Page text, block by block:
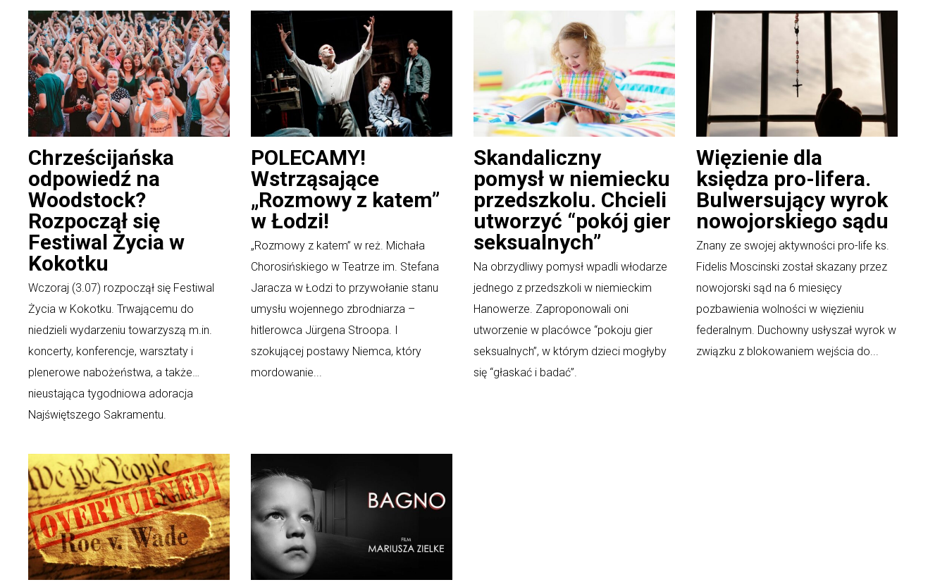
Chrześcijańska
odpowiedź na
Woodstock?
Rozpoczął się
Festiwal Życia w
Kokotku
Wczoraj (3.07) rozpoczął się Festiwal
Życia w Kokotku. Trwającemu do
niedzieli wydarzeniu towarzyszą m.in.
koncerty, konferencje, warsztaty i
plenerowe nabożeństwa, a także…
nieustająca tygodniowa adoracja
Najświętszego Sakramentu.
POLECAMY!
Wstrząsające
„Rozmowy z katem”
w Łodzi!
„Rozmowy z katem” w reż. Michała
Chorosińskiego w Teatrze im. Stefana
Jaracza w Łodzi to przywołanie stanu
umysłu wojennego zbrodniarza –
hitlerowca Jürgena Stroopa. I
szokującej postawy Niemca, który
mordowanie...
Skandaliczny
pomysł w niemiecku
przedszkolu. Chcieli
utworzyć “pokój gier
seksualnych”
Na obrzydliwy pomysł wpadli włodarze
jednego z przedszkoli w niemieckim
Hanowerze. Zaproponowali oni
utworzenie w placówce “pokoju gier
seksualnych”, w którym dzieci mogłyby
się “głaskać i badać”.
Więzienie dla
księdza pro-lifera.
Bulwersujący wyrok
nowojorskiego sądu
Znany ze swojej aktywności pro-life ks.
Fidelis Moscinski został skazany przez
nowojorski sąd na 6 miesięcy
pozbawienia wolności w więzieniu
federalnym. Duchowny usłyszał wyrok w
związku z blokowaniem wejścia do...